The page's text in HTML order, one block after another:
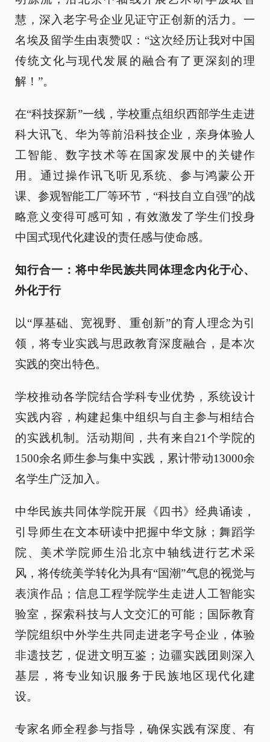
慧，深入老字号企业见证守正创新的活力。一
名埃及留学生由衷赞叹：“这次经历让我对中国
传统文化与现代发展的融合有了更深刻的理
解！”。
在“科技探新”一线，学校重点组织西部学生走进
科大讯飞、华为等前沿科技企业，亲身体验人
工智能、数字技术等在国家发展中的关键作
用。通过操作讯飞听见系统、参与鸿蒙公开
课、参观智能工厂等环节，“科技自立自强”的战
略意义变得可感可知，有效激发了学生们投身
中国式现代化建设的责任感与使命感。
知行合一：将中华民族共同体理念内化于心、
外化于行
以“厚基础、宽视野、重创新”的育人理念为引
领，将专业实践与思政教育深度融合，是本次
实践的突出特色。
学校推动各学院结合学科专业优势，系统设计
实践内容，构建起集中组织与自主参与相结合
的实践机制。活动期间，共有来自21个学院的
1500余名师生参与集中实践，累计带动13000余
名学生广泛加入。
中华民族共同体学院开展《四书》经典诵读，
引导师生在文本研读中把握中华文脉；舞蹈学
院、美术学院师生沿北京中轴线进行艺术采
风，将传统美学转化为具有“国潮”气息的视觉与
表演作品；信息工程学院学生走进人工智能实
验室，探索科技与人文交汇的可能；国际教育
学院组织中外学生共同走进老字号企业，体验
非遗技艺，促进文明互鉴；边疆实践团则深入
基层，将专业知识服务于民族地区现代化建
设。
专家名师全程参与指导，确保实践有深度、有